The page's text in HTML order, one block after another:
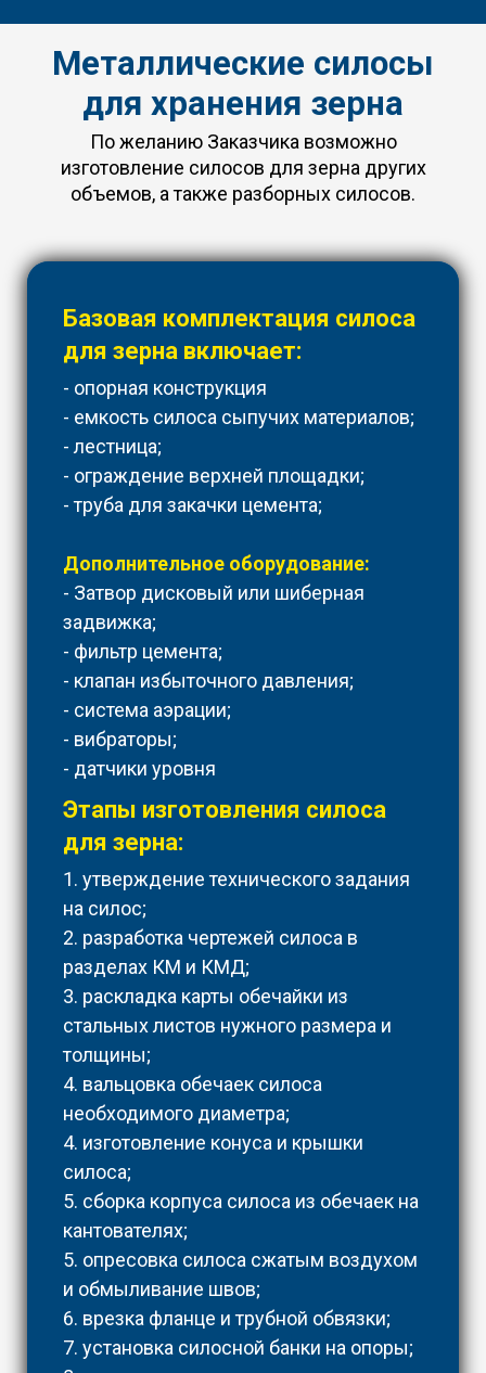
Металлические силосы
для хранения зерна
По желанию Заказчика возможно
изготовление силосов для зерна других
объемов, а также разборных силосов.
Базовая комплектация силоса
для зерна включает:
- опорная конструкция
- емкость силоса сыпучих материалов;
- лестница;
- ограждение верхней площадки;
- труба для закачки цемента;
Дополнительное оборудование:
- Затвор дисковый или шиберная
задвижка;
- фильтр цемента;
- клапан избыточного давления;
- система аэрации;
- вибраторы;
- датчики уровня
Этапы изготовления силоса
для зерна:
1. утверждение технического задания
на силос;
2. разработка чертежей силоса в
разделах КМ и КМД;
3. раскладка карты обечайки из
стальных листов нужного размера и
толщины;
4. вальцовка обечаек силоса
необходимого диаметра;
4. изготовление конуса и крышки
силоса;
5. сборка корпуса силоса из обечаек на
кантователях;
5. опресовка силоса сжатым воздухом
и обмыливание швов;
6. врезка фланце и трубной обвязки;
7. установка силосной банки на опоры;